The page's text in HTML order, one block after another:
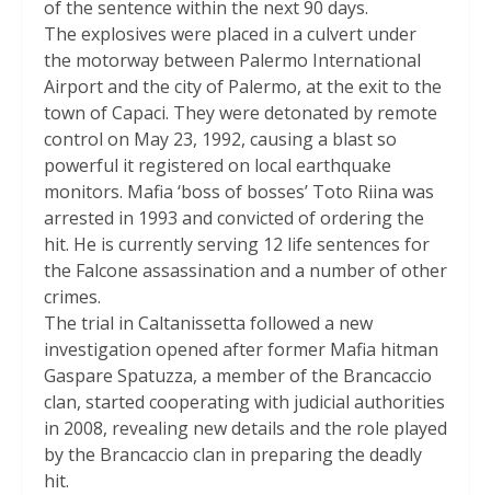
of the sentence within the next 90 days.
The explosives were placed in a culvert under
the motorway between Palermo International
Airport and the city of Palermo, at the exit to the
town of Capaci. They were detonated by remote
control on May 23, 1992, causing a blast so
powerful it registered on local earthquake
monitors. Mafia ‘boss of bosses’ Toto Riina was
arrested in 1993 and convicted of ordering the
hit. He is currently serving 12 life sentences for
the Falcone assassination and a number of other
crimes.
The trial in Caltanissetta followed a new
investigation opened after former Mafia hitman
Gaspare Spatuzza, a member of the Brancaccio
clan, started cooperating with judicial authorities
in 2008, revealing new details and the role played
by the Brancaccio clan in preparing the deadly
hit.